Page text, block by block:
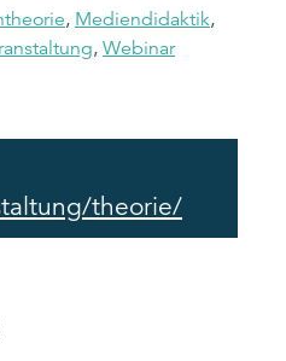
, Mediendidaktik,
, Webinar
theorie/